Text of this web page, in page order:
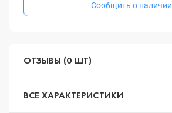
Сообщить о наличии
ОТЗЫВЫ (0 ШТ)
ВСЕ ХАРАКТЕРИСТИКИ